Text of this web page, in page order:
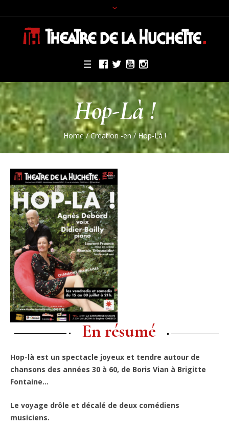
Hop-Là !
Home /Creation -en /Hop-Là !
En résumé
Hop-là est un spectacle joyeux et tendre autour de
chansons des années 30 à 60, de Boris Vian à Brigitte
Fontaine…
Le voyage drôle et décalé de deux comédiens
musiciens.